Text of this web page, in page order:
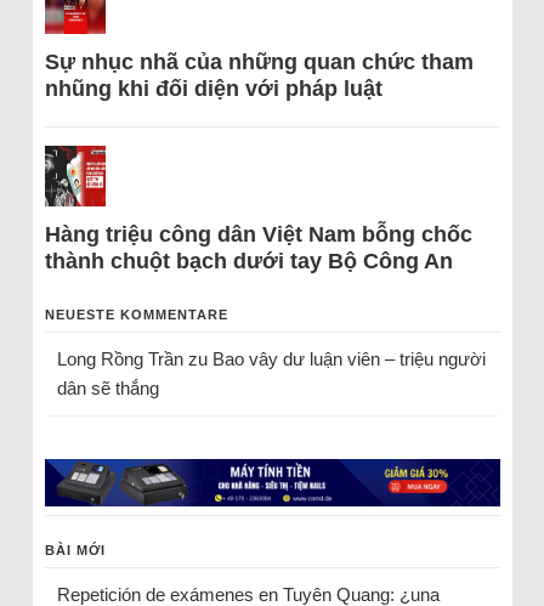
Sự nhục nhã của những quan chức tham
nhũng khi đối diện với pháp luật
Hàng triệu công dân Việt Nam bỗng chốc
thành chuột bạch dưới tay Bộ Công An
NEUESTE KOMMENTARE
Long Rồng Trầnzu Bao vây dư luận viên – triệu người
dân sẽ thắng
BÀI MỚI
Repetición de exámenes en Tuyên Quang: ¿una